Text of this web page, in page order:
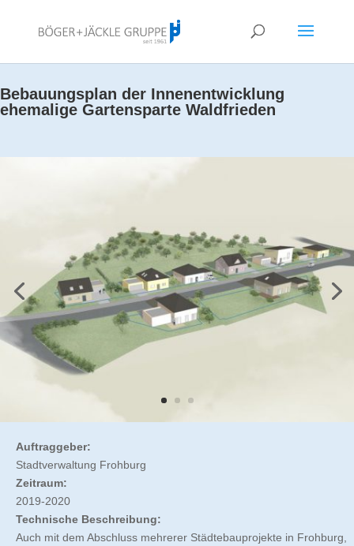
Bebauungsplan der Innenentwicklung
ehemalige Gartensparte Waldfrieden
Auftraggeber:
Stadtverwaltung Frohburg
Zeitraum:
2019-2020
Technische Beschreibung:
Auch mit dem Abschluss mehrerer Städtebauprojekte in Frohburg,